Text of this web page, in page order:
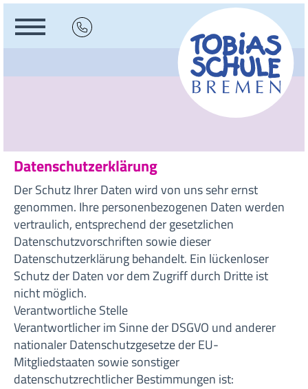
Datenschutzerklärung
Der Schutz Ihrer Daten wird von uns sehr ernst
genommen. Ihre personenbezogenen Daten werden
vertraulich, entsprechend der gesetzlichen
Datenschutzvorschriften sowie dieser
Datenschutzerklärung behandelt. Ein lückenloser
Schutz der Daten vor dem Zugriff durch Dritte ist
nicht möglich.
Verantwortliche Stelle
Verantwortlicher im Sinne der DSGVO und anderer
nationaler Datenschutzgesetze der EU-
Mitgliedstaaten sowie sonstiger
datenschutzrechtlicher Bestimmungen ist: